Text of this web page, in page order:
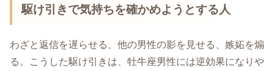
駆け引きで気持ちを確かめようとする人
わざと返信を遅らせる、他の男性の影を見せる、嫉妬を煽
る。こうした駆け引きは、牡牛座男性には逆効果になりや